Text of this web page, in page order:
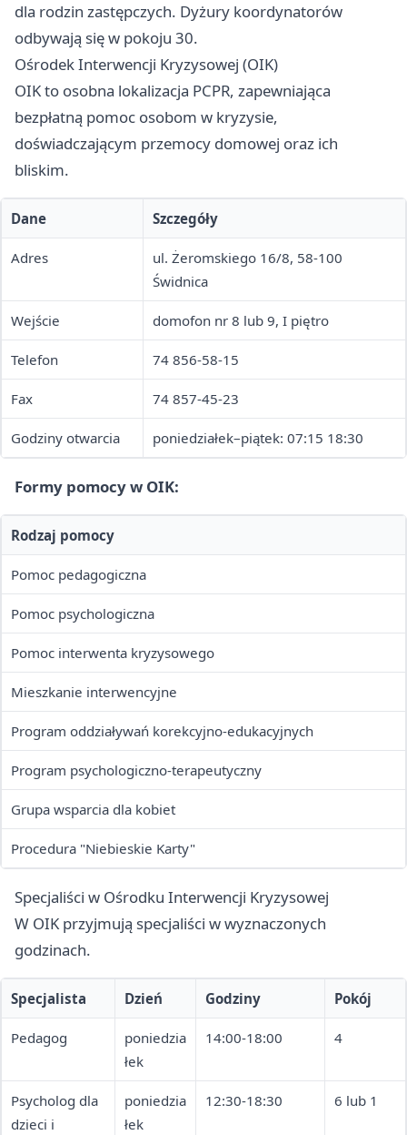
dla rodzin zastępczych. Dyżury koordynatorów
odbywają się w pokoju 30.
Ośrodek Interwencji Kryzysowej (OIK)
OIK to osobna lokalizacja PCPR, zapewniająca
bezpłatną pomoc osobom w kryzysie,
doświadczającym przemocy domowej oraz ich
bliskim.
Dane Szczegóły
Adres
ul. Żeromskiego 16/8, 58-100
Świdnica
Wejście domofon nr 8 lub 9, I piętro
Telefon 74 856-58-15
Fax 74 857-45-23
Godziny otwarcia poniedziałek–piątek: 07:15 18:30
Formy pomocy w OIK:
Rodzaj pomocy
Pomoc pedagogiczna
Pomoc psychologiczna
Pomoc interwenta kryzysowego
Mieszkanie interwencyjne
Program oddziaływań korekcyjno-edukacyjnych
Program psychologiczno-terapeutyczny
Grupa wsparcia dla kobiet
Procedura "Niebieskie Karty"
Specjaliści w Ośrodku Interwencji Kryzysowej
W OIK przyjmują specjaliści w wyznaczonych
godzinach.
Specjalista Dzień Godziny Pokój
Pedagog
poniedzia
łek
14:00-18:00 4
Psycholog dla
dzieci i
poniedzia
łek
12:30-18:30 6 lub 1